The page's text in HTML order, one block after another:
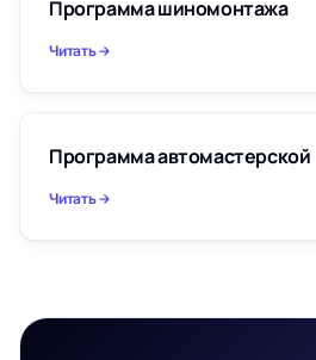
Программа шиномонтажа
Читать
Программа автомастерской
Читать